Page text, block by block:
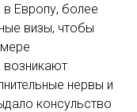
Европу, более
визы, чтобы
возникают
нервы и
консульство